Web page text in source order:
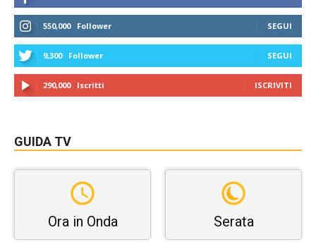
550,000 Follower SEGUI
9,300 Follower SEGUI
290,000 Iscritti ISCRIVITI
GUIDA TV
Ora in Onda Serata